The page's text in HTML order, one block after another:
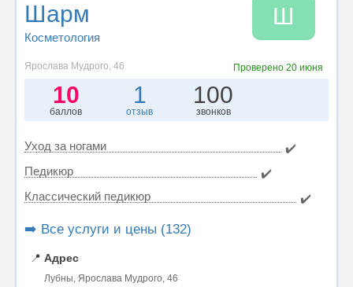
Шарм
Косметология
Ш
Ярослава Мудрого, 46 Проверено 20 июня
10
баллов
1
отзыв
100
звонков
Уход за ногами
✔️
Педикюр
✔️
Классический педикюр
✔️
➡️ Все услуги и цены (132)
📍 Адрес
Лубны, Ярослава Мудрого, 46